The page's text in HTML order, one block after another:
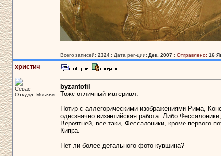
Всего записей: 2324: Дата рег-ции: Дек. 2007: Отправлено: 16
христич
Севаст
Откуда: Москва
byzantofil
Тоже отличный материал.
Потир с аллегорическими изображениями Рима,
однозначно византийская работа. Либо
Вероятней, все-таки, Фессалоники, кроме первого
Кипра.
Нет ли более детального фото кувшина?